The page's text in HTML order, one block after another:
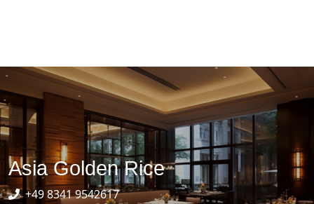
Asia Golden Rice
+49 8341 9542617